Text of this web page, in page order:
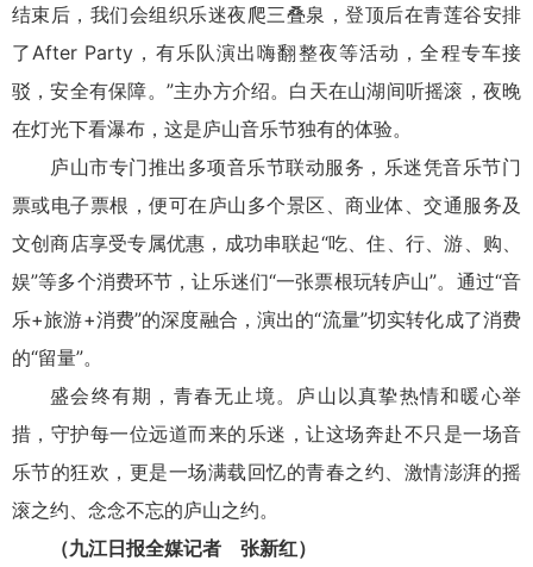
结束后，我们会组织乐迷夜爬三叠泉，登顶后在青莲谷安排
了After Party，有乐队演出嗨翻整夜等活动，全程专车接
驳，安全有保障。”主办方介绍。白天在山湖间听摇滚，夜晚
在灯光下看瀑布，这是庐山音乐节独有的体验。
庐山市专门推出多项音乐节联动服务，乐迷凭音乐节门
票或电子票根，便可在庐山多个景区、商业体、交通服务及
文创商店享受专属优惠，成功串联起“吃、住、行、游、购、
娱”等多个消费环节，让乐迷们“一张票根玩转庐山”。通过“音
乐+旅游+消费”的深度融合，演出的“流量”切实转化成了消费
的“留量”。
盛会终有期，青春无止境。庐山以真挚热情和暖心举
措，守护每一位远道而来的乐迷，让这场奔赴不只是一场音
乐节的狂欢，更是一场满载回忆的青春之约、激情澎湃的摇
滚之约、念念不忘的庐山之约。
（九江日报全媒记者 张新红）